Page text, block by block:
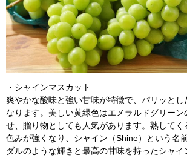
・シャインマスカット
爽やかな酸味と強い甘味が特徴で、パリッとし
なります。美しい黄緑色はエメラルドグリーン
せ、贈り物としても人気があります。熟して
色みが強くなり、シャイン（Shine）という名
ダルのような輝きと最高の甘味を持ったシャ